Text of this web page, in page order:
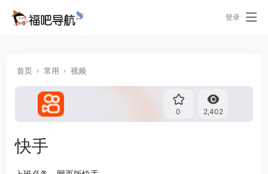
登录
首页 常用 视频
0 2,402
快手